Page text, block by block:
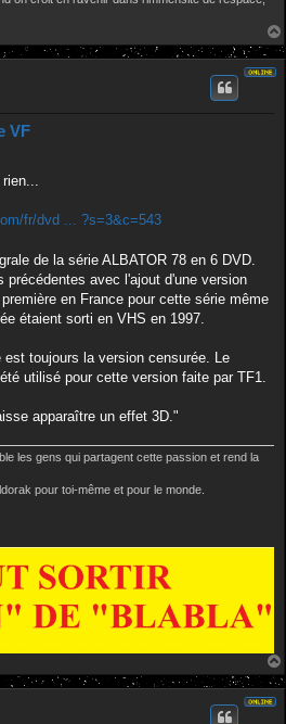
VF
fr/dvd ... ?s=3&c=543
de la série ALBATOR 78 en 6 DVD.
précédentes avec l'ajout d'une version
en France pour cette série même
étaient sorti en VHS en 1997.
toujours la version censurée. Le
utilisé pour cette version faite par TF1.
apparaître un effet 3D."
les gens qui partagent cette passion et rend la
pour toi-même et pour le monde.